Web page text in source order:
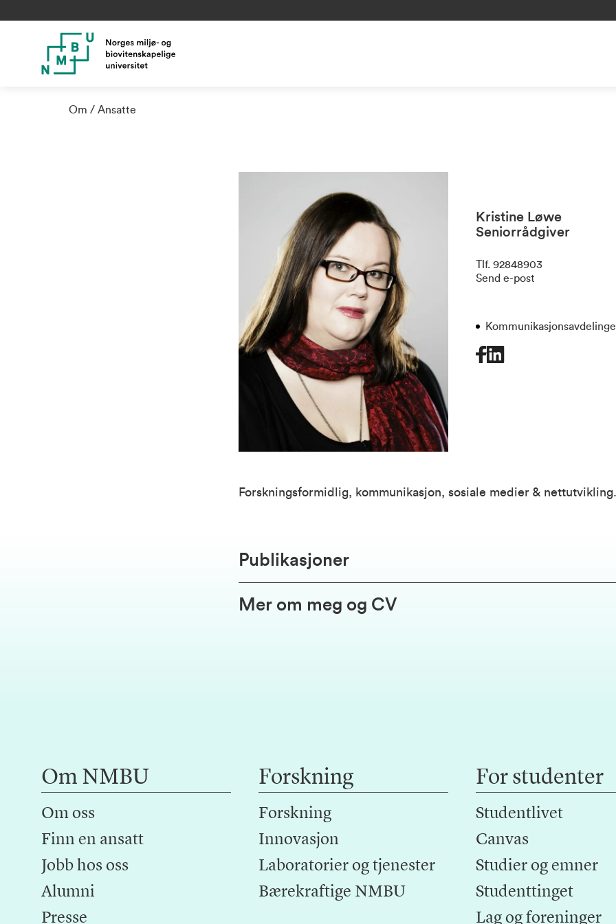
Om Ansatte
Kristine Løwe
Seniorrådgiver
Tlf. 92848903
Send e-post
Forskningsformidlig, kommunikasjon, sosiale medier & nettutvikling.
Publikasjoner
Mer om meg og CV
Om NMBU
Om oss
Finn en ansatt
Jobb hos oss
Alumni
Presse
Forskning
Forskning
Innovasjon
Laboratorier og tjenester
Bærekraftige NMBU
For studenter
Studentlivet
Canvas
Studier og emner
Studenttinget
Lag og foreninger